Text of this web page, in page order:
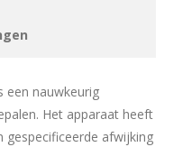
een nauwkeurig
Het apparaat heeft
afwijking